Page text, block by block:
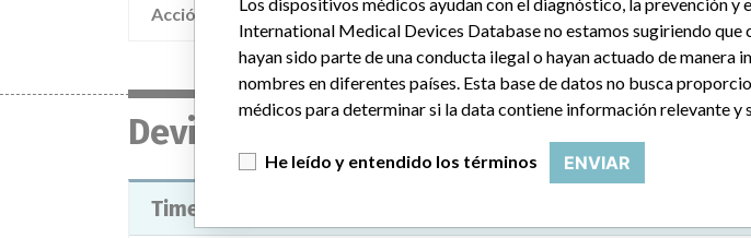
Acción
Device
Timeless Skin Care Skin Roller
International Medical Devices Database no estamos sugiriendo que
hayan sido parte de una conducta ilegal o hayan actuado de
nombres en diferentes países. Esta base de datos no busca
médicos para determinar si la data contiene información relevante y
He leído y entendido los términos ENVIAR